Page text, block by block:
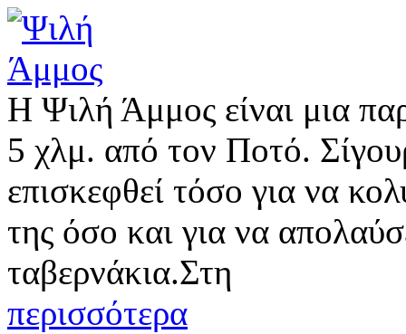
Η Ψιλή Άμμος είναι μια
5 χλμ. από τον Ποτό.
επισκεφθεί τόσο για να
της όσο και για να
ταβερνάκια.Στη
περισσότερα